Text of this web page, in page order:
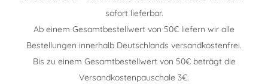
sofort lieferbar.
Ab einem Gesamtbestellwert von 50€ liefern wir alle
Bestellungen innerhalb Deutschlands versandkostenfrei.
Bis zu einem Gesamtbestellwert von 50€ beträgt die
Versandkostenpauschale 3€.